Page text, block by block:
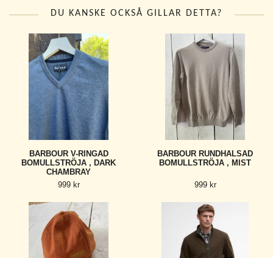
DU KANSKE OCKSÅ GILLAR DETTA?
BARBOUR V-RINGAD
BOMULLSTRÖJA , DARK
CHAMBRAY
999 kr
BARBOUR RUNDHALSAD
BOMULLSTRÖJA , MIST
999 kr